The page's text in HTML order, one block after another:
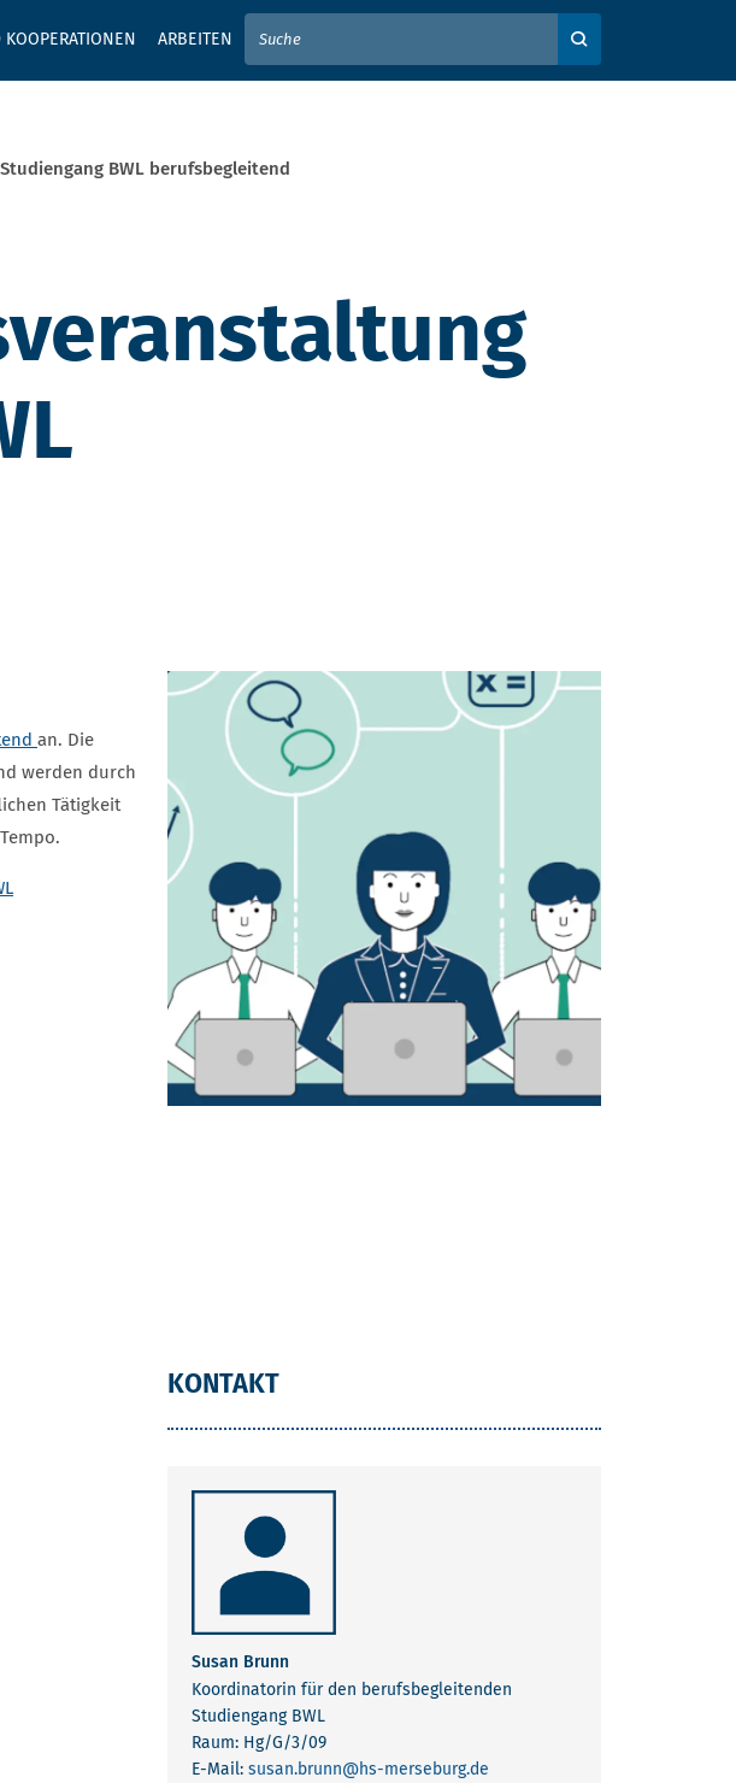
ARBEITEN
GEBEN SIE HIER IHREN SUCHBEGRIFF EIN
BWL berufsbegleitend
an. Die
werden durch
Tätigkeit
KONTAKT
Susan Brunn
Koordinatorin für den berufsbegleitenden
Studiengang BWL
Raum: Hg/G/3/09
E-Mail: susan.brunn@hs-merseburg.de